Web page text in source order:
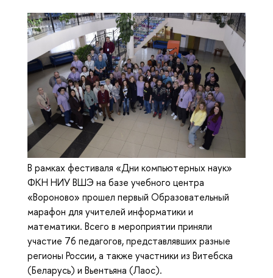
В рамках фестиваля «Дни компьютерных наук»
ФКН НИУ ВШЭ на базе учебного центра
«Вороново» прошел первый Образовательный
марафон для учителей информатики и
математики. Всего в мероприятии приняли
участие 76 педагогов, представлявших разные
регионы России, а также участники из Витебска
(Беларусь) и Вьентьяна (Лаос).